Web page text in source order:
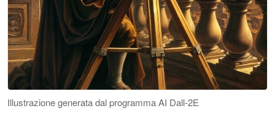
Illustrazione generata dal programma AI Dall-2E